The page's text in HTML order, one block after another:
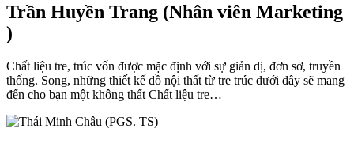
Trần Huyền Trang (Nhân viên Marketing
)
Chất liệu tre, trúc vốn được mặc định với sự giản dị, đơn sơ, truyền
thống. Song, những thiết kế đồ nội thất từ tre trúc dưới đây sẽ mang
đến cho bạn một không thất Chất liệu tre…